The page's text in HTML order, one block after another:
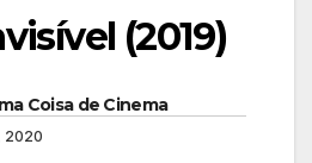
(2019)
Coisa de Cinema
2020